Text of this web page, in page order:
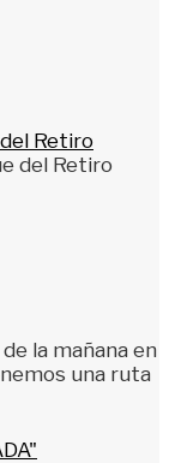
Retiro
la mañana en
una ruta